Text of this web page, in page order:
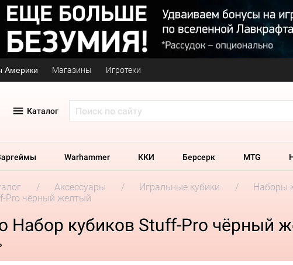
Америки Магазины Игротеки
Каталог
Warhammer ККИ Берсерк MTG
Аксессуары Игральные кубики Наборы
Pro чёрный желтый
Набор кубиков Stuff-Pro чёрный